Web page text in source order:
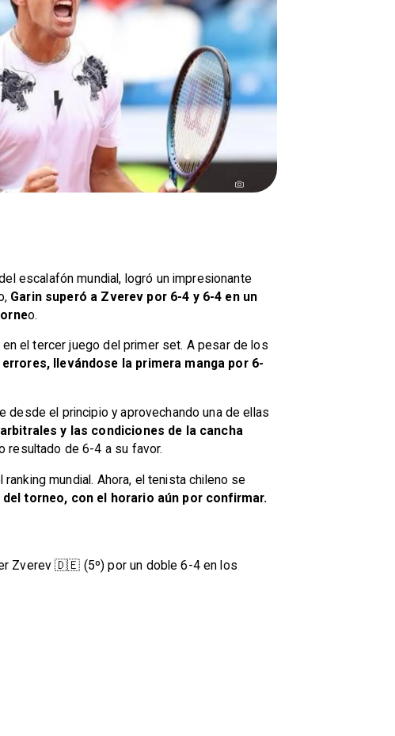
escalafón mundial, logró un impresionante
Garin superó a Zverev por 6-4 y 6-4 en un
o.
el tercer juego del primer set. A pesar de los
llevándose la primera manga por 6-
el principio y aprovechando una de ellas
y las condiciones de la cancha
resultado de 6-4 a su favor.
mundial. Ahora, el tenista chileno se
torneo, con el horario aún por confirmar.
Zverev 🇩🇪 (5º) por un doble 6-4 en los